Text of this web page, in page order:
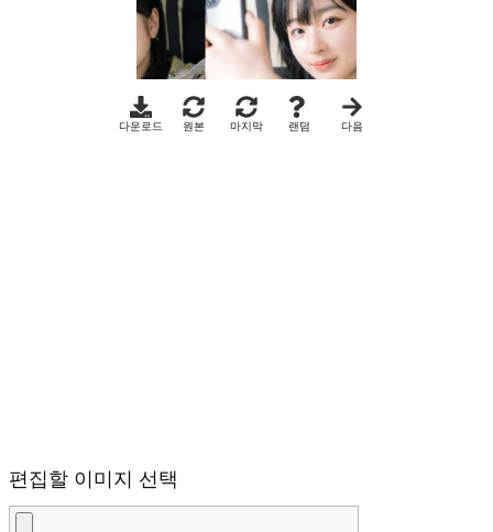
다운로드 원본 마지막 랜덤 다음
편집할 이미지 선택